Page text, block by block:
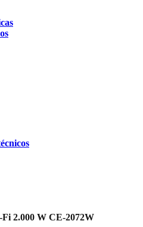
2.000 W CE-2072W